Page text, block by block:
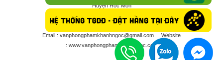
Huyện Hóc Môn
Điện thoại : 028 625 66506 - 0909 682 189 - 082 7158
413 - 096 298 10 17 - 0961 208 617
Email : vanphongphamkhanhngoc@gmail.com
Website
: www.vanphongphamkhanhngoc.com